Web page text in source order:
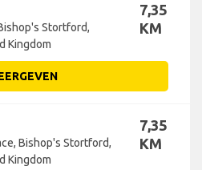
Stortford,
Kingdom
7,35
KM
Bishop's Stortford,
Kingdom
7,35
KM